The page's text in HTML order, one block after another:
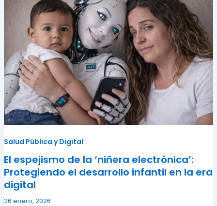
Salud Pública y Digital
El espejismo de la ‘niñera electrónica’:
Protegiendo el desarrollo infantil en la era
digital
26 enero, 2026